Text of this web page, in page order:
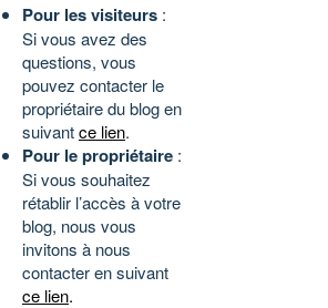
Pour les visiteurs :
Si vous avez des
questions, vous
pouvez contacter le
propriétaire du blog en
suivantce lien.
Pour le propriétaire :
Si vous souhaitez
rétablir l’accès à votre
blog, nous vous
invitons à nous
contacter en suivant
ce lien.